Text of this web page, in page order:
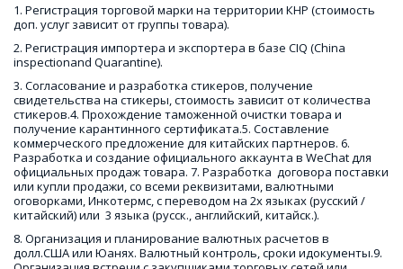
1. Регистрация торговой марки на территории КНР (стоимость
доп. услуг зависит от группы товара).
2. Регистрация импортера и экспортера в базе CIQ (China
inspectionand Quarantine).
3. Согласование и разработка стикеров, получение
свидетельства на стикеры, стоимость зависит от количества
стикеров.4. Прохождение таможенной очистки товара и
получение карантинного сертификата.5. Составление
коммерческого предложение для китайских партнеров. 6.
Разработка и создание официального аккаунта в WeChat для
официальных продаж товара. 7. Разработка  договора поставки
или купли продажи, со всеми реквизитами, валютными
оговорками, Инкотермс, с переводом на 2х языках (русский /
китайский) или  3 языка (русск., английский, китайск.).
8. Организация и планирование валютных расчетов в
долл.США или Юанях. Валютный контроль, сроки идокументы.9.